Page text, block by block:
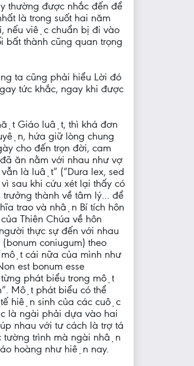
thường được nhắc đến để
là trong suốt hai năm
nếu việc chuẩn bị đi vào
thành cũng quan trọng
ta cũng phải hiểu Lời đó
tức khắc, ngay khi được
Giáo luật, thì khá đơn
hứa giữ lòng chung
cho đến trọn đời, cam
ăn nằm với nhau như vợ
là luật” (“Dura lex, sed
sau khi cứu xét lại thấy có
thành về tâm lý… để
trao và nhận Bí tích hôn
Thiên Chúa về hôn
thực sự đến với nhau
coniugum) theo
một cái nữa của mình như
est bonum esse
từng phát biểu trong một
Một phát biểu có thể
tế hiện sinh của các cuộc
là ngài phải dựa vào hai
nhau với tư cách là trợ tá
tường trình mà ngài nhận
hoàng như hiện nay.